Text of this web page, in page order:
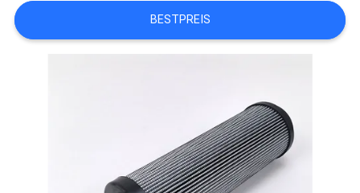
SIE
MIT
NACHRICHTEN
BESTPREIS